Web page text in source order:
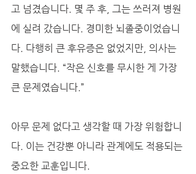
고 넘겼습니다. 몇 주 후, 그는 쓰러져 병원
에 실려 갔습니다. 경미한 뇌졸중이었습니
다. 다행히 큰 후유증은 없었지만, 의사는
말했습니다. “작은 신호를 무시한 게 가장
큰 문제였습니다.”
아무 문제 없다고 생각할 때 가장 위험합니
다. 이는 건강뿐 아니라 관계에도 적용되는
중요한 교훈입니다.